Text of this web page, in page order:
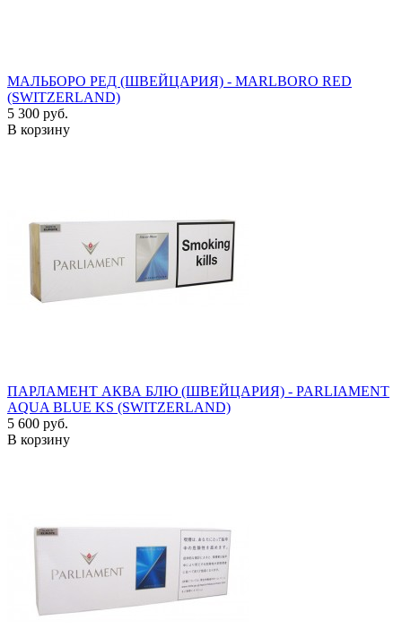
МАЛЬБОРО РЕД (ШВЕЙЦАРИЯ) - MARLBORO RED
(SWITZERLAND)
5 300 руб.
В корзину
ПАРЛАМЕНТ АКВА БЛЮ (ШВЕЙЦАРИЯ) - PARLIAMENT
AQUA BLUE KS (SWITZERLAND)
5 600 руб.
В корзину